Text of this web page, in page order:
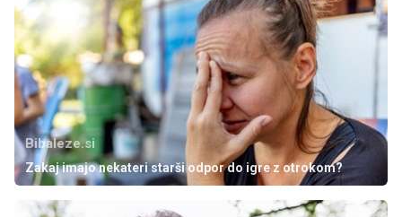
Bibaleze.si
Zakaj imajo nekateri starši odpor do igre z otrokom?